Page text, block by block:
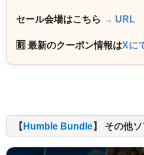
セール会場はこちら → URL
🈹 最新のクーポン情報はXに
【 Humble Bundle】 その他